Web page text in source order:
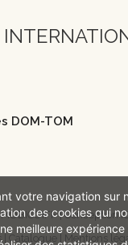
DOM-TOM
| Conception
| Catalogue |Mentions
votre navigation sur
des cookies qui
meilleure